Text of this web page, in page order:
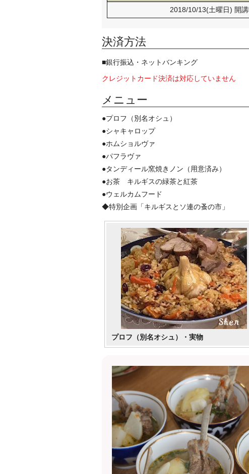
2018/10/13(土曜日) 開
決済方法
■銀行振込・ネットバンキング
クレジットカード決済は対応していません
メニュー
●プロフ（別名オシュ）
●シャキャロップ
●ホムショルヴァ
●パフラヴァ
●タンディール窯焼きノン（用意済み）
●お茶 キルギスの緑茶と紅茶
●ウェルカムフード
◆特別企画「キルギスとソ連の蚤の市」
プロフ（別名オシュ）・実物